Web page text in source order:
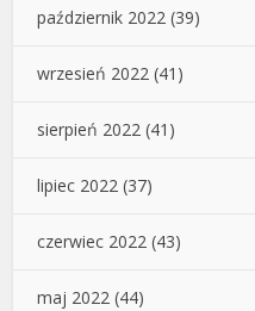
październik 2022 (39)
wrzesień 2022 (41)
sierpień 2022 (41)
lipiec 2022 (37)
czerwiec 2022 (43)
maj 2022 (44)